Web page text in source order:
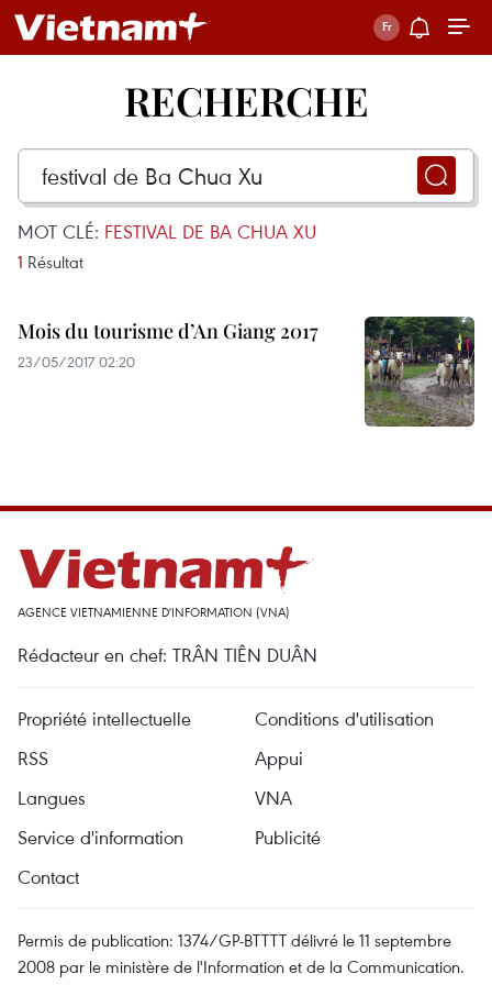
RECHERCHE
MOT CLÉ: FESTIVAL DE BA CHUA XU
1 Résultat
Mois du tourisme d’An Giang 2017
23/05/2017 02:20
AGENCE VIETNAMIENNE D'INFORMATION (VNA)
Rédacteur en chef: TRÂN TIÊN DUÂN
Propriété intellectuelle
Conditions d'utilisation
RSS
Appui
Langues
VNA
Service d'information
Publicité
Contact
Permis de publication: 1374/GP-BTTTT délivré le 11 septembre
2008 par le ministère de l'Information et de la Communication.